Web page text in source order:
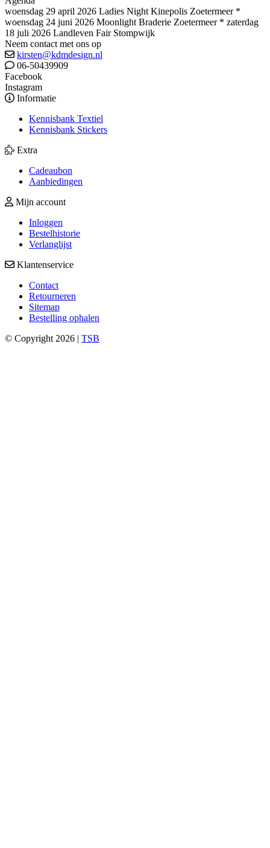
woensdag 29 april 2026 Ladies Night Kinepolis Zoetermeer *
woensdag 24 juni 2026 Moonlight Braderie Zoetermeer * zaterdag
18 juli 2026 Landleven Fair Stompwijk
Neem contact met ons op
kirsten@kdmdesign.nl
06-50439909
Facebook
Instagram
Informatie
Kennisbank Textiel
Kennisbank Stickers
Extra
Cadeaubon
Aanbiedingen
Mijn account
Inloggen
Bestelhistorie
Verlanglijst
Klantenservice
Contact
Retourneren
Sitemap
Bestelling ophalen
© Copyright 2026 | TSB